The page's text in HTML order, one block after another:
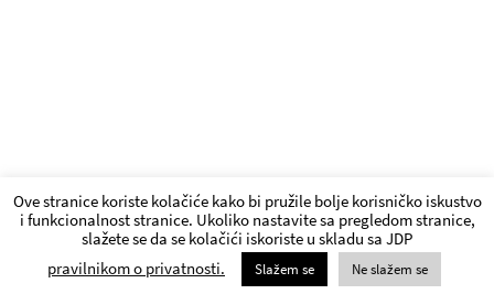
Ove stranice koriste kolačiće kako bi pružile bolje korisničko iskustvo
i funkcionalnost stranice. Ukoliko nastavite sa pregledom stranice,
slažete se da se kolačići iskoriste u skladu sa JDP
pravilnikom o privatnosti.
Slažem se Ne slažem se